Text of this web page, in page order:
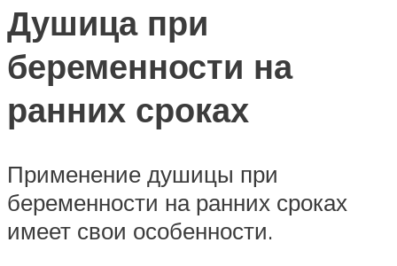
Душица при
беременности на
ранних сроках
Применение душицы при
беременности на ранних сроках
имеет свои особенности.